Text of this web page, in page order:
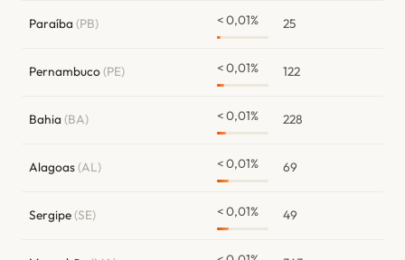
Paraíba (PB) < 0,01% 25
Pernambuco(PE) < 0,01% 122
Bahia (BA) < 0,01% 228
Alagoas(AL) < 0,01% 69
Sergipe(SE) < 0,01% 49